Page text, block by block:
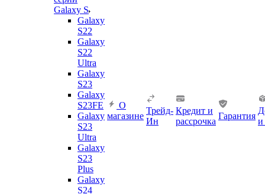
Galaxy S
Galaxy
S22
Galaxy
S22
Ultra
Galaxy
S23
Galaxy
S23FE
Galaxy
S23
Ultra
Galaxy
S23
Plus
Galaxy
S24
О
магазине
Трейд-
Ин
Кредит и
рассрочка
Гарантия
и